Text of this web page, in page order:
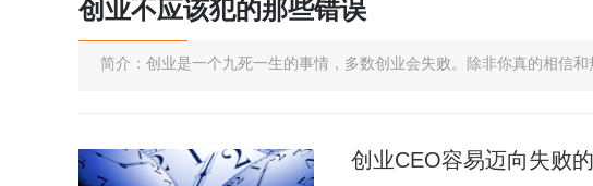
创业不应该犯的那些错误
简介：创业是一个九死一生的事情，多数创业会失败。除非你真的相信
创业CEO容易迈向失败